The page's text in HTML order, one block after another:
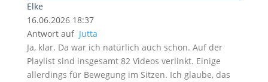
Elke
16.06.2026 18:37
Antwort auf Jutta
Ja, klar. Da war ich natürlich auch schon. Auf der
Playlist sind insgesamt 82 Videos verlinkt. Einige
allerdings für Bewegung im Sitzen. Ich glaube, das